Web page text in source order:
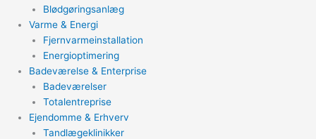
Blødgøringsanlæg
Varme & Energi
Fjernvarmeinstallation
Energioptimering
Badeværelse & Enterprise
Badeværelser
Totalentreprise
Ejendomme & Erhverv
Tandlægeklinikker